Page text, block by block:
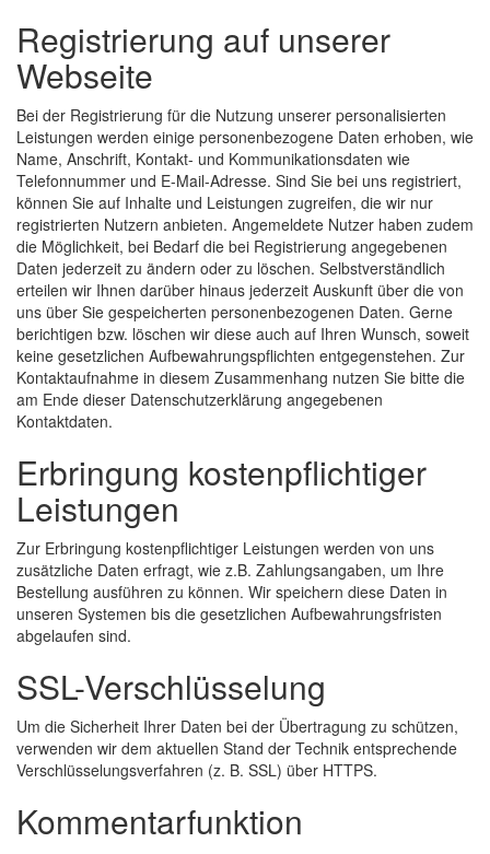
Registrierung auf unserer
Webseite
Bei der Registrierung für die Nutzung unserer personalisierten
Leistungen werden einige personenbezogene Daten erhoben, wie
Name, Anschrift, Kontakt- und Kommunikationsdaten wie
Telefonnummer und E-Mail-Adresse. Sind Sie bei uns registriert,
können Sie auf Inhalte und Leistungen zugreifen, die wir nur
registrierten Nutzern anbieten. Angemeldete Nutzer haben zudem
die Möglichkeit, bei Bedarf die bei Registrierung angegebenen
Daten jederzeit zu ändern oder zu löschen. Selbstverständlich
erteilen wir Ihnen darüber hinaus jederzeit Auskunft über die von
uns über Sie gespeicherten personenbezogenen Daten. Gerne
berichtigen bzw. löschen wir diese auch auf Ihren Wunsch, soweit
keine gesetzlichen Aufbewahrungspflichten entgegenstehen. Zur
Kontaktaufnahme in diesem Zusammenhang nutzen Sie bitte die
am Ende dieser Datenschutzerklärung angegebenen
Kontaktdaten.
Erbringung kostenpflichtiger
Leistungen
Zur Erbringung kostenpflichtiger Leistungen werden von uns
zusätzliche Daten erfragt, wie z.B. Zahlungsangaben, um Ihre
Bestellung ausführen zu können. Wir speichern diese Daten in
unseren Systemen bis die gesetzlichen Aufbewahrungsfristen
abgelaufen sind.
SSL-Verschlüsselung
Um die Sicherheit Ihrer Daten bei der Übertragung zu schützen,
verwenden wir dem aktuellen Stand der Technik entsprechende
Verschlüsselungsverfahren (z. B. SSL) über HTTPS.
Kommentarfunktion